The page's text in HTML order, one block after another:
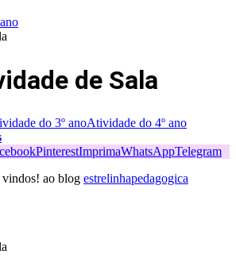
de Sala
do 3º anoAtividade do 4º ano
PinterestImprimaWhatsAppTelegram
ao blog estrelinhapedagogica